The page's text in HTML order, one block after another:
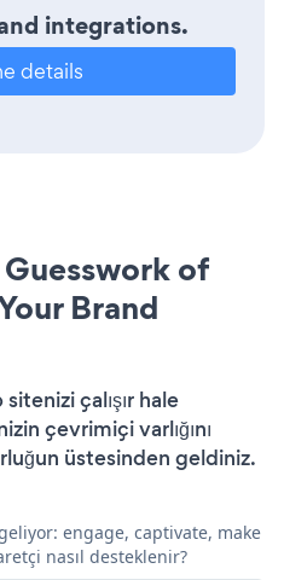
integrations.
details
of
Brand
çalışır hale
çevrimiçi varlığını
üstesinden geldiniz.
engage, captivate, make
nasıl desteklenir?